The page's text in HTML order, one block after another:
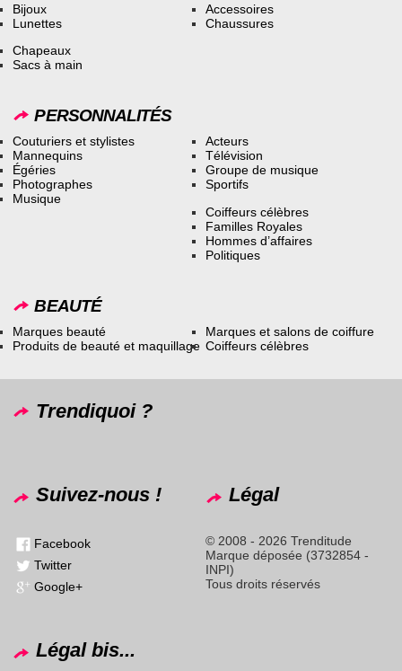
Bijoux
Lunettes
Accessoires
Chaussures
Chapeaux
Sacs à main
PERSONNALITÉS
Couturiers et stylistes
Mannequins
Égéries
Photographes
Musique
Acteurs
Télévision
Groupe de musique
Sportifs
Coiffeurs célèbres
Familles Royales
Hommes d’affaires
Politiques
BEAUTÉ
Marques beauté
Produits de beauté et maquillage
Marques et salons de coiffure
Coiffeurs célèbres
Trendiquoi ?
Suivez-nous !
Facebook
Twitter
Google+
Légal
© 2008 - 2026 Trenditude
Marque déposée (3732854 -
INPI)
Tous droits réservés
Légal bis...